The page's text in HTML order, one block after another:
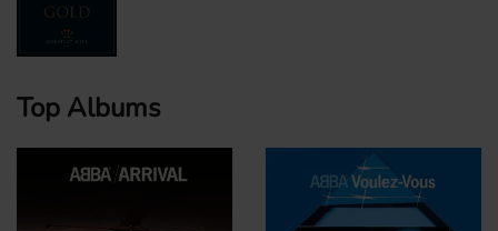
Top Albums